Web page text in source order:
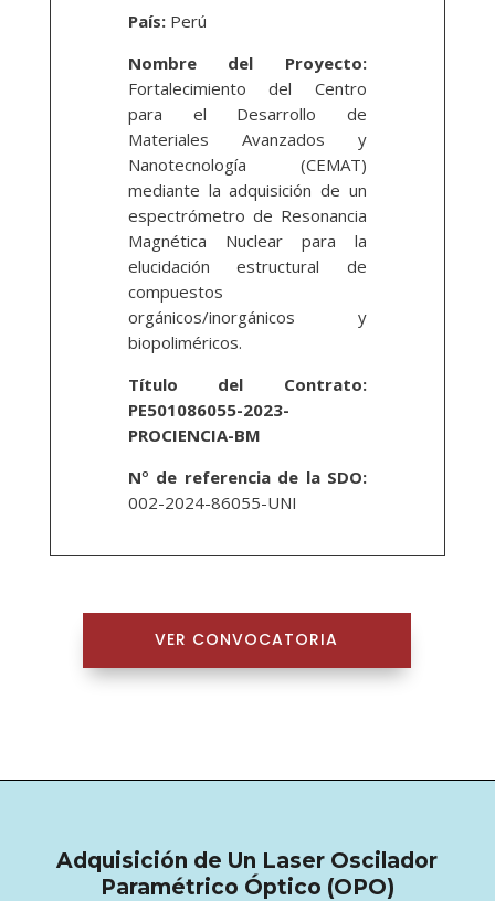
País: Perú
Nombre del Proyecto:
Fortalecimiento del Centro
para el Desarrollo de
Materiales Avanzados y
Nanotecnología (CEMAT)
mediante la adquisición de un
espectrómetro de Resonancia
Magnética Nuclear para la
elucidación estructural de
compuestos
orgánicos/inorgánicos y
biopoliméricos.
Título del Contrato:
PE501086055-2023-
PROCIENCIA-BM
N° de referencia de la SDO:
002-2024-86055-UNI
VER CONVOCATORIA
Adquisición de Un Laser Oscilador
Paramétrico Óptico (OPO)